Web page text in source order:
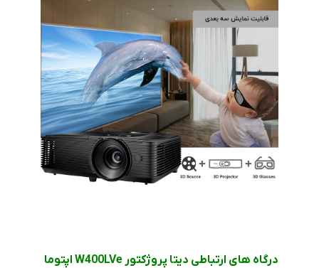
درگاه های ارتباطی دیتا پروژکتور W400LVeاپتوما